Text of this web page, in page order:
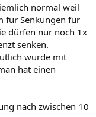
normal weil
für Senkungen für
dürfen nur noch 1x
senken.
wurde mit
hat einen
nach zwischen 10